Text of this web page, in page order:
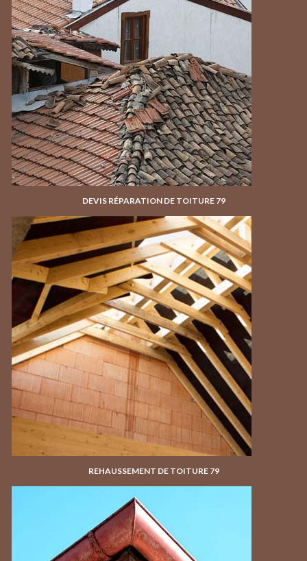
DEVIS RÉPARATION DE TOITURE 79
REHAUSSEMENT DE TOITURE 79